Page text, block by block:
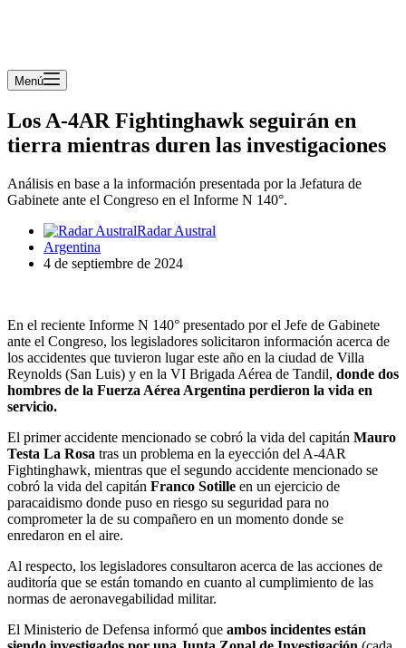
Menú
Los A-4AR Fightinghawk seguirán en
tierra mientras duren las investigaciones
Análisis en base a la información presentada por la Jefatura de
Gabinete ante el Congreso en el Informe N 140°.
Radar Austral
Argentina
4 de septiembre de 2024
En el reciente Informe N 140° presentado por el Jefe de Gabinete
ante el Congreso, los legisladores solicitaron información acerca de
los accidentes que tuvieron lugar este año en la ciudad de Villa
Reynolds (San Luis) y en la VI Brigada Aérea de Tandil, donde dos
hombres de la Fuerza Aérea Argentina perdieron la vida en
servicio.
El primer accidente mencionado se cobró la vida del capitán Mauro
Testa La Rosa tras un problema en la eyección del A-4AR
Fightinghawk, mientras que el segundo accidente mencionado se
cobró la vida del capitán Franco Sotille en un ejercicio de
paracaidismo donde puso en riesgo su seguridad para no
comprometer la de su compañero en un momento donde se
enredaron en el aire.
Al respecto, los legisladores consultaron acerca de las acciones de
auditoría que se están tomando en cuanto al cumplimiento de las
normas de aeronavegabilidad militar.
El Ministerio de Defensa informó que ambos incidentes están